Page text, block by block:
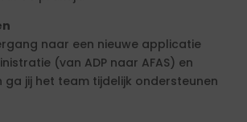
naar een nieuwe applicatie
(van ADP naar AFAS) en
jij het team tijdelijk ondersteunen